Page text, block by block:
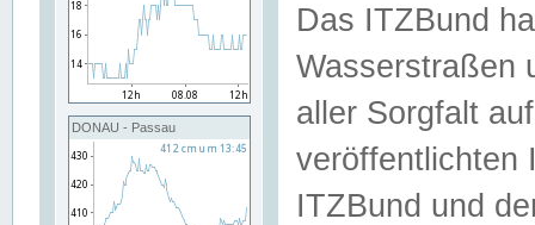
DONAU - Passau
Das ITZBund
Wasserstraßen
aller Sorgfalt
veröffentlichten
ITZBund und